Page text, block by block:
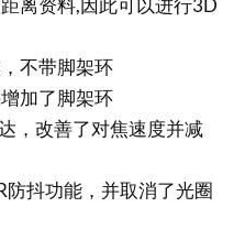
离资料,因此可以进行3D
不带脚架环
加了脚架环
，改善了对焦速度并减
抖功能，并取消了光圈